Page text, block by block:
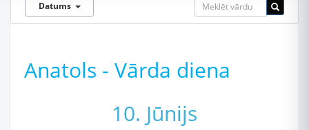
Datums
Anatols - Vārda diena
10. Jūnijs